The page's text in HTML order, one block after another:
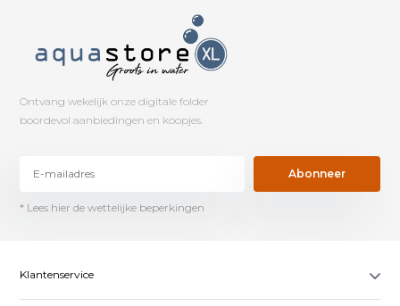
Ontvang wekelijk onze digitale folder
boordevol aanbiedingen en koopjes.
Abonneer
* Lees hier de wettelijke beperkingen
Klantenservice